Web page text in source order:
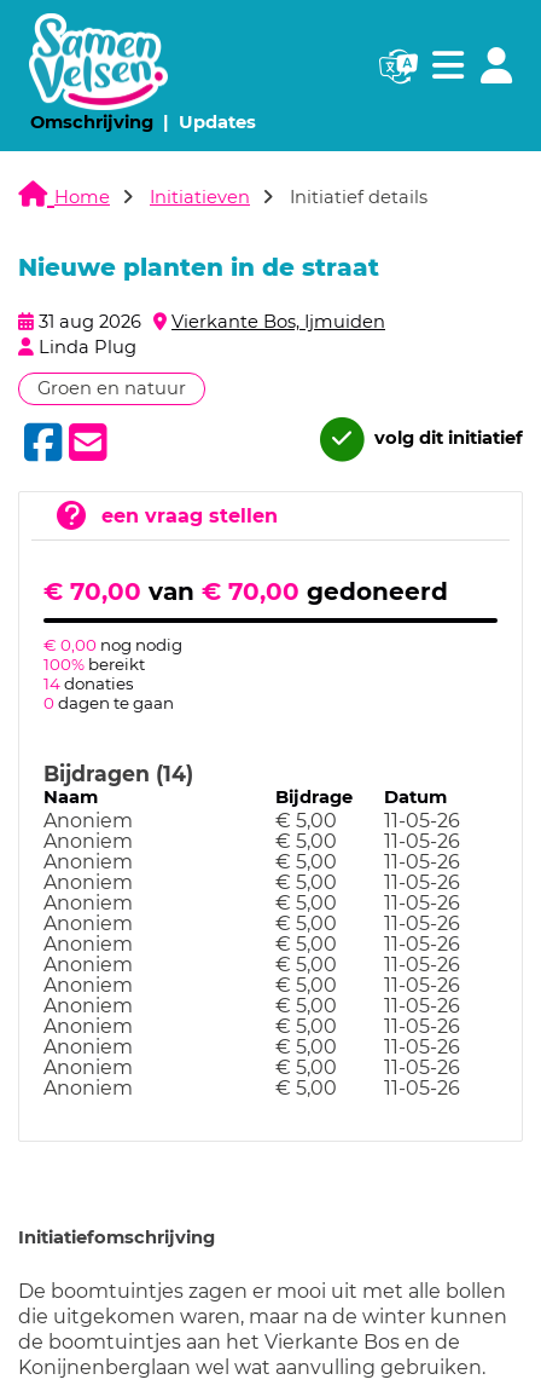
Omschrijving(huidige pagina)
Updates(huidige pagina)
Navigatie
Home Initiatieven Initiatief details
Nieuwe planten in de straat
31 aug 2026
Vierkante Bos, Ijmuiden
Linda Plug
Groen en natuur
volg dit initiatief
een vraag stellen
€ 70,00 van € 70,00 gedoneerd
€ 0,00 nog nodig
100% bereikt
14donaties
0dagen te gaan
Bijdragen (14)
Naam Bijdrage Datum
Anoniem € 5,00
11-05-26
Anoniem
€ 5,00
11-05-26
Anoniem
€ 5,00
11-05-26
Anoniem
€ 5,00
11-05-26
Anoniem
€ 5,00
11-05-26
Anoniem
€ 5,00
11-05-26
Anoniem
€ 5,00
11-05-26
Anoniem
€ 5,00
11-05-26
Anoniem
€ 5,00
11-05-26
Anoniem
€ 5,00
11-05-26
Anoniem
€ 5,00
11-05-26
Anoniem
€ 5,00
11-05-26
Anoniem
€ 5,00
11-05-26
Anoniem
€ 5,00 11-05-26
Initiatiefomschrijving
De boomtuintjes zagen er mooi uit met alle bollen
die uitgekomen waren, maar na de winter kunnen
de boomtuintjes aan het Vierkante Bos en de
Konijnenberglaan wel wat aanvulling gebruiken.